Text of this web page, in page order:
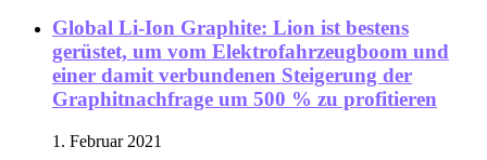
Global Li-Ion Graphite: Lion ist bestens
gerüstet, um vom Elektrofahrzeugboom und
einer damit verbundenen Steigerung der
Graphitnachfrage um 500 % zu profitieren
1. Februar 2021